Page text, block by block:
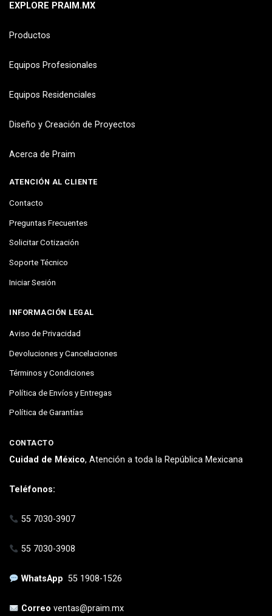
EXPLORE PRAIM.MX
Productos
Equipos Profesionales
Equipos Residenciales
Diseño y Creación de Proyectos
Acerca de Praim
ATENCIÓN AL CLIENTE
Contacto
Preguntas Frecuentes
Solicitar Cotización
Soporte Técnico
Iniciar Sesión
INFORMACIÓN LEGAL
Aviso de Privacidad
Devoluciones y Cancelaciones
Términos y Condiciones
Política de Envíos y Entregas
Política de Garantías
CONTACTO
Cuidad de México, Atención a toda la República Mexicana
Teléfonos:
55 7030-3907
55 7030-3908
WhatsApp55 1908-1526
Correoventas@praim.mx